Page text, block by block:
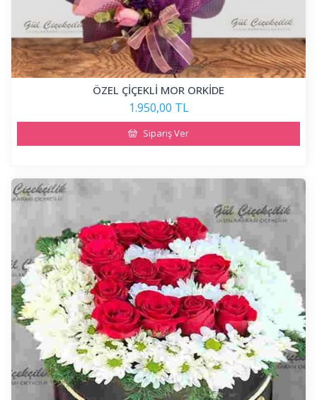
ÖZEL ÇİÇEKLİ MOR ORKİDE
1.950,00 TL
Sipariş Ver